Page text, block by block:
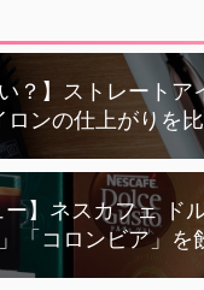
？】ストレートア
ロンの仕上がりを
】ネスカフェ ド
「コロンビア」を